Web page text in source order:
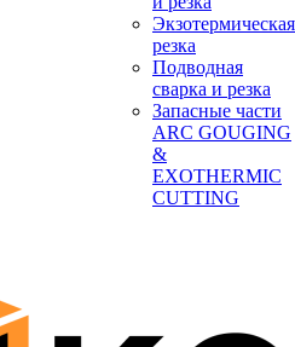
Экзотермическая
резка
Подводная
сварка и резка
Запасные части
ARC GOUGING
&
EXOTHERMIC
CUTTING